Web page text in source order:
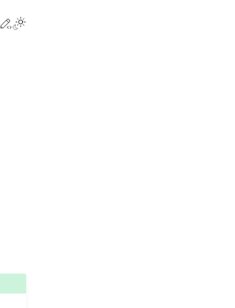
View this page
Edit this page